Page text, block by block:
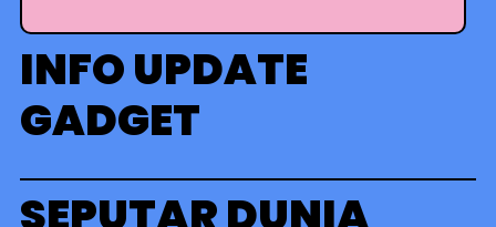
INFO UPDATE
GADGET
SEPUTAR DUNIA